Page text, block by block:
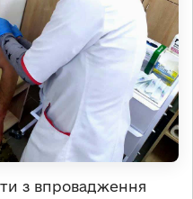
з впровадження